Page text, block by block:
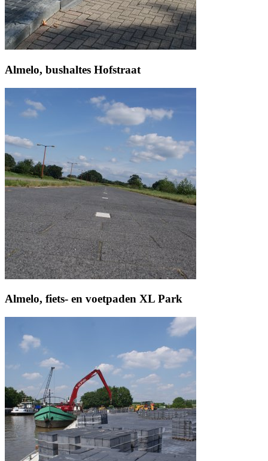
Almelo, bushaltes Hofstraat
Almelo, fiets- en voetpaden XL Park